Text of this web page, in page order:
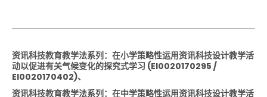
资讯科技教育教学法系列：在小学策略性运用资讯科技设计教学活
动以促进有关气候变化的探究式学习 (EI0020170295 /
EI0020170402)、
资讯科技教育教学法系列：在中学策略性运用资讯科技设计教学活